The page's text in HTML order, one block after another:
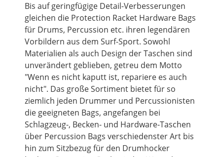
Bis auf geringfügige Detail-Verbesserungen
gleichen die Protection Racket Hardware Bags
für Drums, Percussion etc. ihren legendären
Vorbildern aus dem Surf-Sport. Sowohl
Materialien als auch Design der Taschen sind
unverändert geblieben, getreu dem Motto
"Wenn es nicht kaputt ist, repariere es auch
nicht". Das große Sortiment bietet für so
ziemlich jeden Drummer und Percussionisten
die geeigneten Bags, angefangen bei
Schlagzeug-, Becken- und Hardware-Taschen
über Percussion Bags verschiedenster Art bis
hin zum Sitzbezug für den Drumhocker